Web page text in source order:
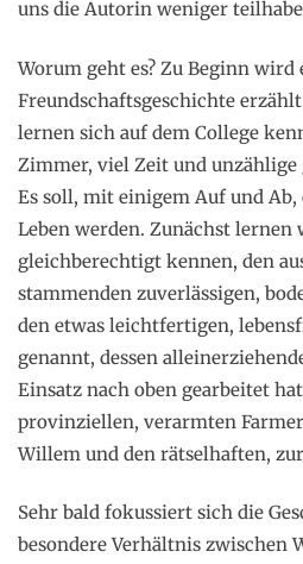
uns die Autorin weniger
Worum geht es? Zu Beginn wird
Freundschaftsgeschichte
lernen sich auf dem College
Zimmer, viel Zeit und unzählige
Es soll, mit einigem Auf und
Leben werden. Zunächst lernen
gleichberechtigt kennen, den
stammenden zuverlässigen,
den etwas leichtfertigen,
genannt, dessen
Einsatz nach oben gearbeitet
provinziellen, verarmten
Willem und den rätselhaften,
Sehr bald fokussiert sich die
besondere Verhältnis zwischen